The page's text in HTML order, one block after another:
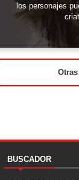
los personajes
BUSCADOR